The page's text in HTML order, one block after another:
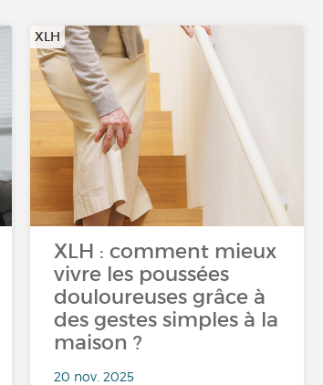
XLH
XLH : comment mieux
vivre les poussées
douloureuses grâce à
des gestes simples à la
maison ?
20 nov. 2025